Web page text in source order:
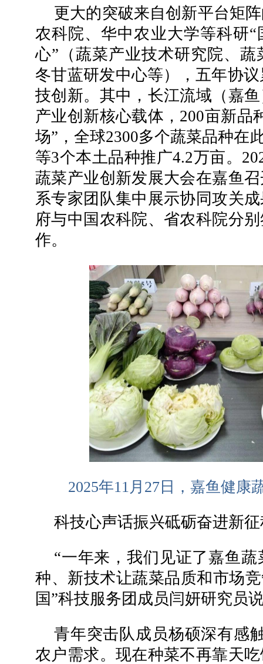
更大的突破来自创新平台矩
农科院、华中农业大学等科研
心”（蔬菜产业技术研究院、
冬甘蓝研发中心等），五年协
技创新。其中，长江流域（嘉
产业创新核心载体，200亩新品
场”，全球2300多个蔬菜品种在
等3个本土品种推广4.2万亩。
蔬菜产业创新发展大会在嘉鱼
系专家团队集中展示协同攻关
府与中国农科院、省农科院分
作。
2025年11月27日，嘉鱼健康
科技心声话振兴砥砺奋进新
“一年来，我们见证了嘉鱼
种、新技术让蔬菜品质和市场
国”科技服务团成员闫妍研究员
青年突击队成员杨硕深有感
农户需求。现在种菜不再靠天